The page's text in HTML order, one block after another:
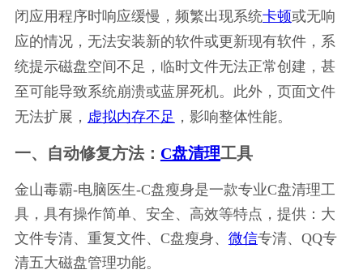
闭应用程序时响应缓慢，频繁出现系统卡顿或无响
应的情况，无法安装新的软件或更新现有软件，系
统提示磁盘空间不足，临时文件无法正常创建，甚
至可能导致系统崩溃或蓝屏死机。此外，页面文件
无法扩展， 虚拟内存不足 ，影响整体性能。
一、自动修复方法： C盘清理工具
金山毒霸-电脑医生-C盘瘦身是一款专业C盘清理工
具，具有操作简单、安全、高效等特点，提供：大
文件专清、重复文件、C盘瘦身、 微信专清、QQ专
清五大磁盘管理功能。